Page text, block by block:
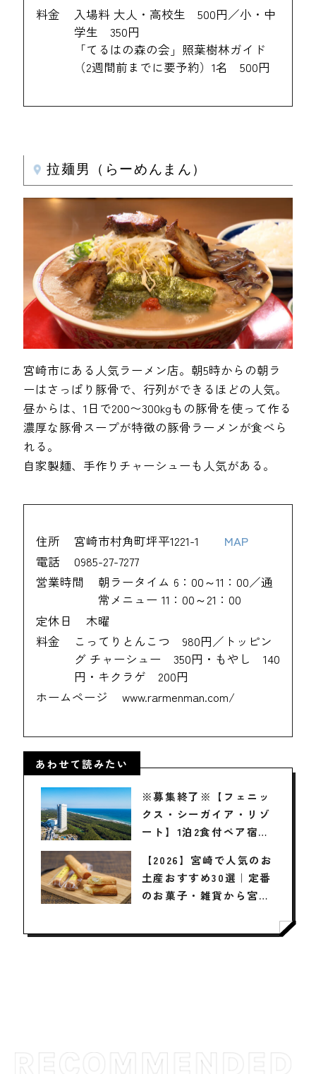
料金
入場料 大人・高校生 500円／小・中
学生 350円
「てるはの森の会」照葉樹林ガイド
（2週間前までに要予約）1名 500円
拉麺男（らーめんまん）
宮崎市にある人気ラーメン店。朝5時からの朝ラ
ーはさっぱり豚骨で、行列ができるほどの人気。
昼からは、1日で200〜300kgもの豚骨を使って作る
濃厚な豚骨スープが特徴の豚骨ラーメンが食べら
れる。
自家製麺、手作りチャーシューも人気がある。
住所 宮崎市村角町坪平1221-1
MAP
電話
0985-27-7277
営業時間
朝ラータイム 6：00～11：00／通
常メニュー 11：00～21：00
定休日
木曜
料金
こってりとんこつ 980円／トッピン
グ チャーシュー 350円・もやし 140
円・キクラゲ 200円
ホームページ
www.rarmenman.com/
あわせて読みたい
※募集終了※【フェニッ
クス・シーガイア・リゾ
ート】1泊2食付ペア宿泊
【2026】宮崎で人気のお
土産おすすめ30選｜定番
のお菓子・雑貨から宮崎
女性向けまで幅広く紹介